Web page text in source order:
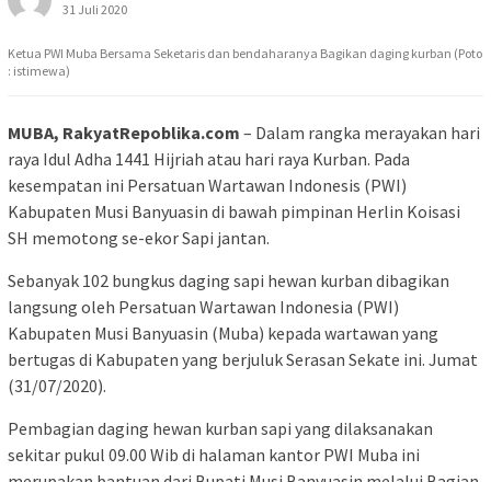
31 Juli 2020
Ketua PWI Muba Bersama Seketaris dan bendaharanya Bagikan daging kurban (Poto
: istimewa)
MUBA, RakyatRepoblika.com – Dalam rangka merayakan hari
raya Idul Adha 1441 Hijriah atau hari raya Kurban. Pada
kesempatan ini Persatuan Wartawan Indonesis (PWI)
Kabupaten Musi Banyuasin di bawah pimpinan Herlin Koisasi
SH memotong se-ekor Sapi jantan.
Sebanyak​ 102 bungkus daging sapi hewan kurban dibagikan
langsung oleh Persatuan Wartawan Indonesia (PWI)
Kabupaten Musi Banyuasin (Muba) kepada wartawan yang
bertugas di Kabupaten yang berjuluk Serasan Sekate ini. Jumat
(31/07/2020).
Pembagian daging hewan kurban sapi yang dilaksanakan
sekitar pukul 09.00 Wib di halaman kantor PWI Muba ini